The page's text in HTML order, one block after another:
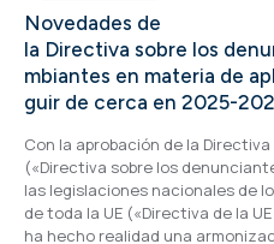
Novedades de
la Directiva sobre los
mbiantes en materia de
guir de cerca en 2025-
Con la aprobación de la Directiva
(«Directiva sobre los
las legislaciones nacionales de
de toda la UE («Directiva de la
ha hecho realidad una